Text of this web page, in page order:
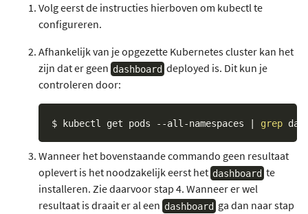
Volg eerst de instructies hierboven om kubectl te
configureren.
Afhankelijk van je opgezette Kubernetes cluster kan het
zijn dat er geen dashboarddeployed is. Dit kun je
controleren door:
$ kubectl get pods --all-namespaces | grep
Wanneer het bovenstaande commando geen resultaat
oplevert is het noodzakelijk eerst het dashboardte
installeren. Zie daarvoor stap 4. Wanneer er wel
resultaat is draait er al een dashboardga dan naar stap